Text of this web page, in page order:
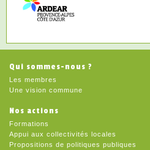
Qui sommes-nous ?
Les membres
Une vision commune
Nos actions
Formations
Appui aux collectivités locales
Propositions de politiques publiques